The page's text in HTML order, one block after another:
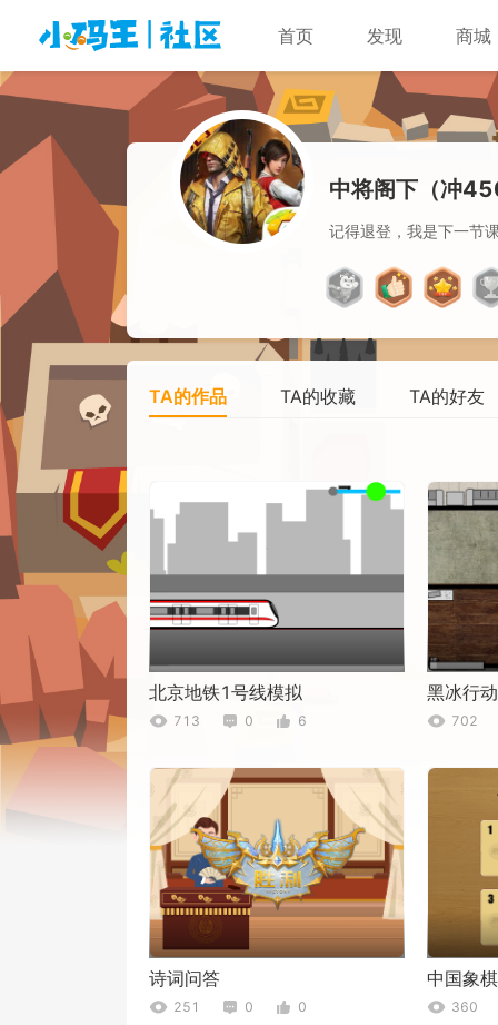
首页 发现 商城
中将阁下（冲
记得退登，我是下一节
TA的作品 TA的收藏 TA的好友
北京地铁1号线模拟
713 0 6
黑冰行
702
诗词问答
251 0 0
中国象棋
360